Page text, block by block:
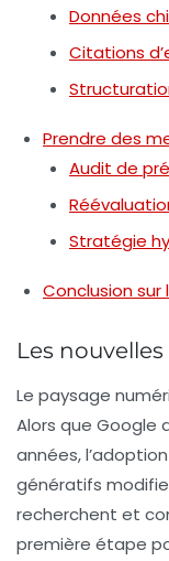
Données
Citations
Prendre des
Audit de
Stratégie
Conclusion
Les
Le paysage
Alors que Google
années,
génératifs
recherchent et
première étape